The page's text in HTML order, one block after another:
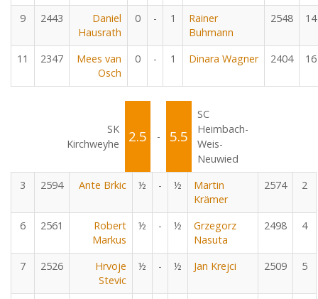
9 2443
Daniel
Hausrath
0 - 1
Rainer
Buhmann
2548 14
11 2347
Mees van
Osch
0 - 1 Dinara Wagner 2404 16
SK
Kirchweyhe
2.5 - 5.5
SC
Heimbach-
Weis-
Neuwied
3
2594 Ante Brkic ½ - ½
Martin
Krämer
2574 2
6 2561
Robert
Markus
½ - ½
Grzegorz
Nasuta
2498 4
7 2526
Hrvoje
Stevic
½ - ½ Jan Krejci 2509 5